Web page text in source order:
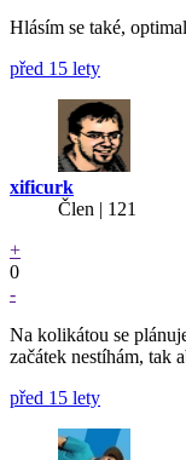
Hlásím se také,
před 15 lety
xificurk
Člen | 121
+
0
-
Na kolikátou se
začátek nestíhám, tak
před 15 lety